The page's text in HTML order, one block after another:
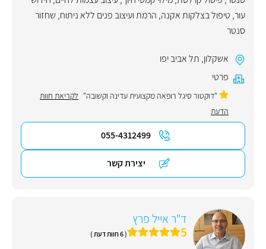
עור, טיפול בצלקות אקנה, הרמת ועיצוב פנים ללא ניתוח, שחזור
סנטר
אשקלון, תל אביב יפו
פרטי
"דוקטור סיגל רופאה מקצועית עדינה וקשובה" לקריאת חוות
הדעת
055-4312499
יצירת קשר
ד"ר אייל פרץ
5 ( 6 חוות דעת )